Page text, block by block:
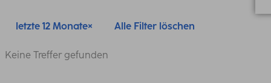
letzte 12 Monate Alle Filter löschen
Keine Treffer gefunden